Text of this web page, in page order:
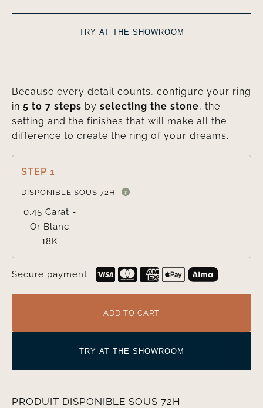
TRY AT THE SHOWROOM
Because every detail counts, configure your ring
in 5 to 7 steps by selecting the stone, the
setting and the finishes that will make all the
difference to create the ring of your dreams.
STEP 1
DISPONIBLE SOUS 72H
0.45 Carat -
Or Blanc
18K
Secure payment
ADD TO CART
TRY AT THE SHOWROOM
PRODUIT DISPONIBLE SOUS 72H